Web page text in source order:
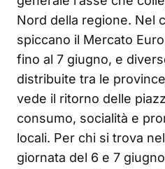
Nord della regione. Nel
spiccano il Mercato
fino al 7 giugno, e
distribuite tra le
vede il ritorno delle
consumo, socialità e
locali. Per chi si trova
giornata del 6 e 7